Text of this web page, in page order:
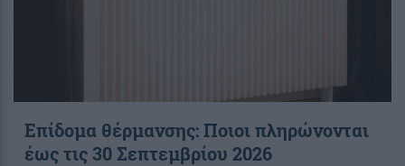
Επίδομα θέρμανσης: Ποιοι πληρώνονται
έως τις 30 Σεπτεμβρίου 2026